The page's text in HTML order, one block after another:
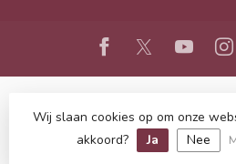
© Copyright 2026 www.lieffeling.nl-
Lightspeed design
Wij slaan cookies op om onze
akkoord?
Ja Nee